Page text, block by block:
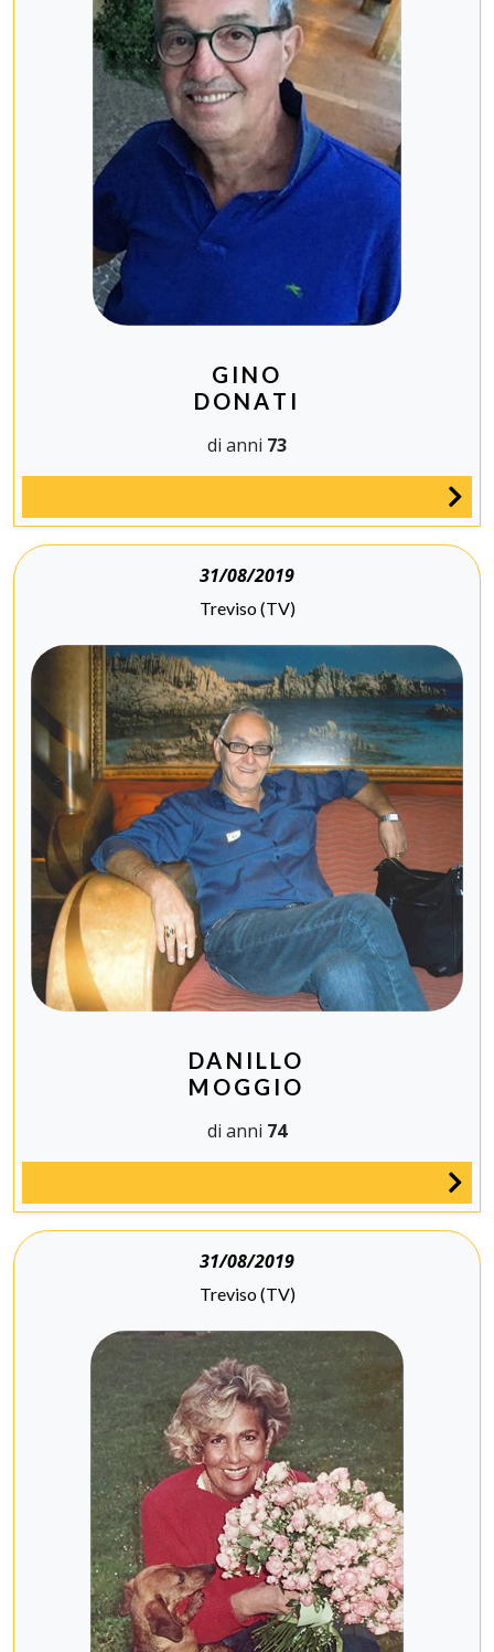
GINO
DONATI
di anni 73
31/08/2019
Treviso (TV)
DANILLO
MOGGIO
di anni 74
31/08/2019
Treviso (TV)